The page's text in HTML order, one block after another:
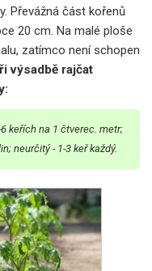
Převážná část kořenů
20 cm. Na malé ploše
zatímco není schopen
výsadbě rajčat
keřích na 1 čtverec. metr;
neurčitý - 1-3 keř každý.